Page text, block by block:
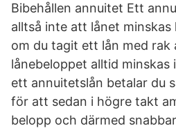
Bibehållen annuitet Ett
alltså inte att lånet
om du tagit ett lån med rak
lånebeloppet alltid minskas
ett annuitetslån betalar du
för att sedan i högre takt
belopp och därmed